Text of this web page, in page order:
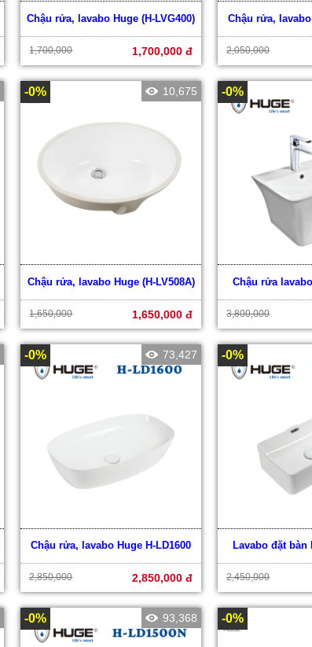
Chậu rửa, lavabo Huge (H-LVG400)
1,700,000 1,700,000 đ
Chậu rửa, lavabo
2,050,000
-0% 10,675
Chậu rửa, lavabo Huge (H-LV508A)
1,650,000 1,650,000 đ
-0%
Chậu rửa
3,800,000
-0% 73,427
Chậu rửa, lavabo Huge H-LD1600
2,850,000 2,850,000 đ
-0%
Lavabo đặt bàn
2,450,000
-0% 93,368 -0%